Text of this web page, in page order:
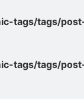
tags/tags/
tags/tags/